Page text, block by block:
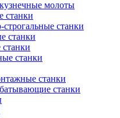
молоты
станки
станки
станки
станки
станки
станки